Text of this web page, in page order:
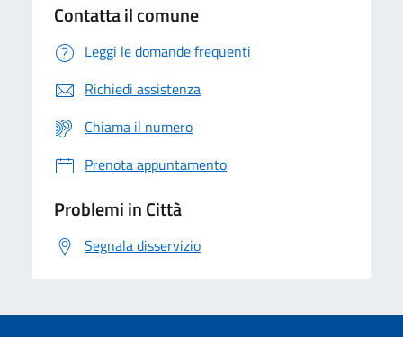
Contatta il comune
Leggi le domande frequenti
Richiedi assistenza
Chiama il numero
Prenota appuntamento
Problemi in Città
Segnala disservizio